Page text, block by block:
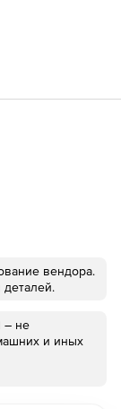
вендора.
– не
и иных